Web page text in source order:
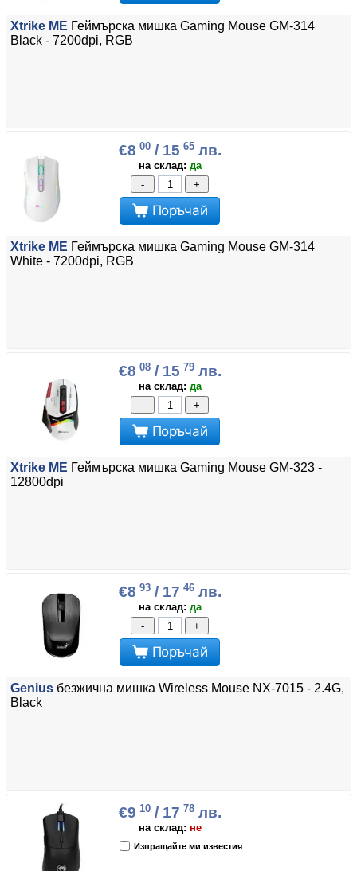
Xtrike ME Геймърска мишка Gaming Mouse GM-314
Black - 7200dpi, RGB
€8 00/ 15 65лв.
на склад: да
-
+
Поръчай
Xtrike ME Геймърска мишка Gaming Mouse GM-314
White - 7200dpi, RGB
€8 08/ 15 79лв.
на склад: да
-
+
Поръчай
Xtrike ME Геймърска мишка Gaming Mouse GM-323 -
12800dpi
€8 93/ 17 46лв.
на склад: да
-
+
Поръчай
Genius безжична мишка Wireless Mouse NX-7015 - 2.4G,
Black
€9 10/ 17 78лв.
на склад: не
Изпращайте ми известия